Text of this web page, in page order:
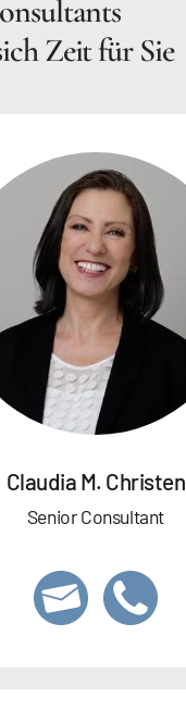
Zeit für Sie
Claudia M. Christen
Senior Consultant